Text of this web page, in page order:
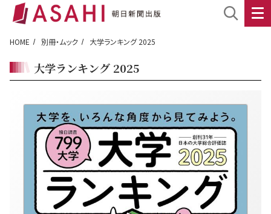
HOME 別冊・ムック 大学ランキング 2025
大学ランキング 2025